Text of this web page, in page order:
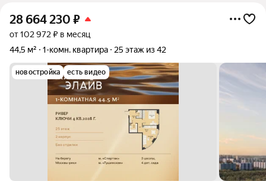
28 664 230 ₽
от 102 972 ₽ в месяц
44,5 м²
1-комн. квартира 25 этаж из 42
новостройка есть видео